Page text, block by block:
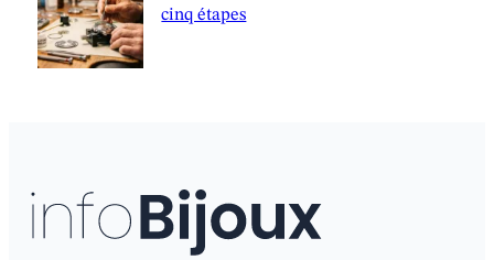
cinq étapes